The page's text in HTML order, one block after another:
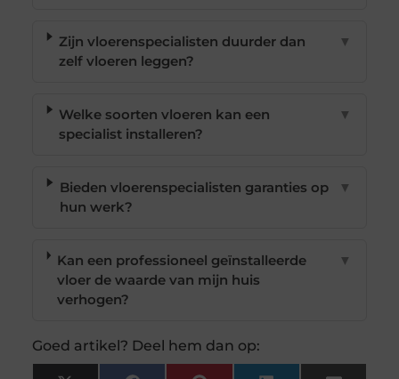
Zijn vloerenspecialisten duurder dan
zelf vloeren leggen?
▼
Welke soorten vloeren kan een
specialist installeren?
▼
Bieden vloerenspecialisten garanties op
hun werk?
▼
Kan een professioneel geïnstalleerde
vloer de waarde van mijn huis
verhogen?
▼
Goed artikel? Deel hem dan op: